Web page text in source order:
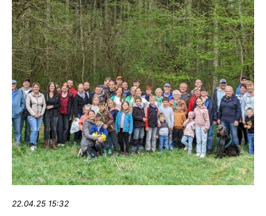
22.04.25 15:32